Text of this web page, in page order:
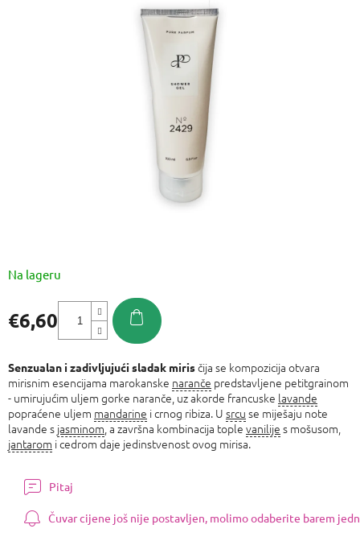
€6,60
Na lageru
Senzualan i zadivljujući sladak mirisčija se kompozicija otvara
mirisnim esencijama marokanske naranče predstavljene petitgrainom
- umirujućim uljem gorke naranče, uz akorde francuske lavande
popraćene uljem mandarine i crnog ribiza. U srcu se miješaju note
lavande s jasminom , a završna kombinacija tople vanilije s mošusom,
jantarom i cedrom daje jedinstvenost ovog mirisa.
Pitaj
Čuvar cijene još nije postavljen, molimo odaberite barem